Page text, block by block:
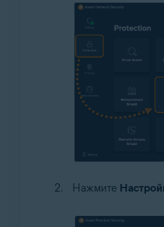
Нажмите